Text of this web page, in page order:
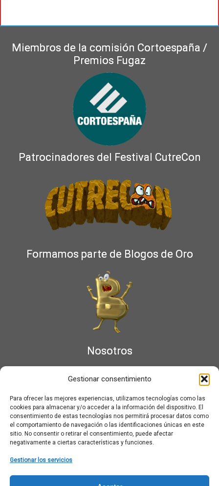
Gestionar consentimiento
Para ofrecer las mejores experiencias, utilizamos tecnologías como las
cookies para almacenar y/o acceder a la información del dispositivo. El
consentimiento de estas tecnologías nos permitirá procesar datos como
el comportamiento de navegación o las identificaciones únicas en este
sitio. No consentir o retirar el consentimiento, puede afectar
negativamente a ciertas características y funciones.
Gestionar los servicios
Miembros de la comisión Cortoespaña /
Premios Fugaz
Patrocinadores del Festival CutreCon
Formamos parte de Blogos de Oro
Nosotros
Aviso legal
Más información sobre las cookies
Noticias al correo
Política de cookies
Política de cookies (UE)
Política de privacidad
Ponte en contacto con nosotros
Buscar: